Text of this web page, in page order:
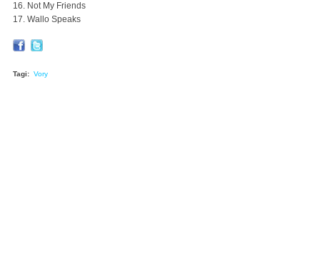
16. Not My Friends
17. Wallo Speaks
Tagi: Vory